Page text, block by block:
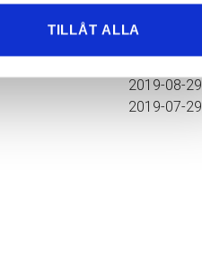
TILLÅT ALLA
2019-08-29
2019-07-29